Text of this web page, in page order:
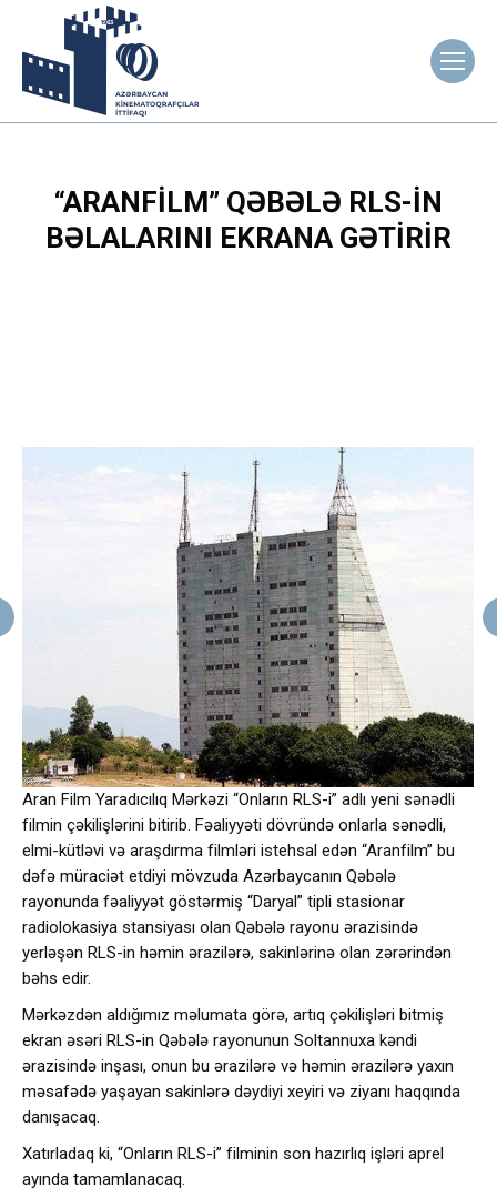
“ARANFILM” QƏBƏLƏ RLS-IN
BƏLALARINI EKRANA GƏTIRIR
Aran Film Yaradıcılıq Mərkəzi “Onların RLS-i” adlı yeni sənədli
filmin çəkilişlərini bitirib. Fəaliyyəti dövründə onlarla sənədli,
elmi-kütləvi və araşdırma filmləri istehsal edən “Aranfilm” bu
dəfə müraciət etdiyi mövzuda Azərbaycanın Qəbələ
rayonunda fəaliyyət göstərmiş “Daryal” tipli stasionar
radiolokasiya stansiyası olan Qəbələ rayonu ərazisində
yerləşən RLS-in həmin ərazilərə, sakinlərinə olan zərərindən
bəhs edir.
Mərkəzdən aldığımız məlumata görə, artıq çəkilişləri bitmiş
ekran əsəri RLS-in Qəbələ rayonunun Soltannuxa kəndi
ərazisində inşası, onun bu ərazilərə və həmin ərazilərə yaxın
məsafədə yaşayan sakinlərə dəydiyi xeyiri və ziyanı haqqında
danışacaq.
Xatırladaq ki, “Onların RLS-i” filminin son hazırlıq işləri aprel
ayında tamamlanacaq.